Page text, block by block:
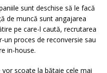
sunt deschise să le facă
de muncă sunt angajarea
pe care-l caută, recrutarea
proces de reconversie sau
in-house.
scoate la bătaie cele mai